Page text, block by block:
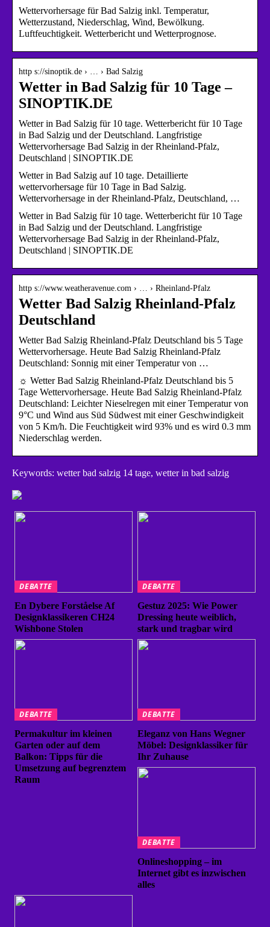
Wettervorhersage für Bad Salzig inkl. Temperatur,
Wetterzustand, Niederschlag, Wind, Bewölkung.
Luftfeuchtigkeit. Wetterbericht und Wetterprognose.
http s://sinoptik.de › … › Bad Salzig
Wetter in Bad Salzig für 10 Tage –
SINOPTIK.DE
Wetter in Bad Salzig für 10 tage. Wetterbericht für 10 Tage
in Bad Salzig und der Deutschland. Langfristige
Wettervorhersage Bad Salzig in der Rheinland-Pfalz,
Deutschland | SINOPTIK.DE
Wetter in Bad Salzig auf 10 tage. Detaillierte
wettervorhersage für 10 Tage in Bad Salzig.
Wettervorhersage in der Rheinland-Pfalz, Deutschland, …
Wetter in Bad Salzig für 10 tage. Wetterbericht für 10 Tage
in Bad Salzig und der Deutschland. Langfristige
Wettervorhersage Bad Salzig in der Rheinland-Pfalz,
Deutschland | SINOPTIK.DE
http s://www.weatheravenue.com › … › Rheinland-Pfalz
Wetter Bad Salzig Rheinland-Pfalz
Deutschland
Wetter Bad Salzig Rheinland-Pfalz Deutschland bis 5 Tage
Wettervorhersage. Heute Bad Salzig Rheinland-Pfalz
Deutschland: Sonnig mit einer Temperatur von …
☼ Wetter Bad Salzig Rheinland-Pfalz Deutschland bis 5
Tage Wettervorhersage. Heute Bad Salzig Rheinland-Pfalz
Deutschland: Leichter Nieselregen mit einer Temperatur von
9°C und Wind aus Süd Südwest mit einer Geschwindigkeit
von 5 Km/h. Die Feuchtigkeit wird 93% und es wird 0.3 mm
Niederschlag werden.
Keywords: wetter bad salzig 14 tage, wetter in bad salzig
DEBATTE
En Dybere Forståelse Af
Designklassikeren CH24
Wishbone Stolen
DEBATTE
Gestuz 2025: Wie Power
Dressing heute weiblich,
stark und tragbar wird
DEBATTE
Permakultur im kleinen
Garten oder auf dem
Balkon: Tipps für die
Umsetzung auf begrenztem
Raum
DEBATTE
Eleganz von Hans Wegner
Möbel: Designklassiker für
Ihr Zuhause
DEBATTE
Onlineshopping – im
Internet gibt es inzwischen
alles